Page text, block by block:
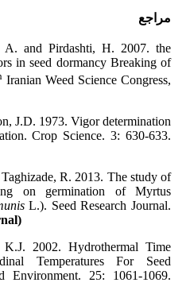
مراجع
A. and Pirdashti, H. 2007. the
in seed dormancy Breaking of
Iranian Weed Science Congress,
J.D. 1973. Vigor determination
Crop Science. 3: 630-633.
R. 2013. The study of
on germination of Myrtus
L.). Seed Research Journal.
2002. Hydrothermal Time
Temperatures For Seed
Environment. 25: 1061-1069.